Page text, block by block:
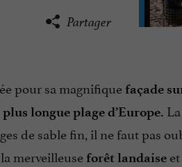
Partager
pour sa magnifique façade
longue plage d’Europe.
de sable fin, il ne faut pas
merveilleuse forêt landaise